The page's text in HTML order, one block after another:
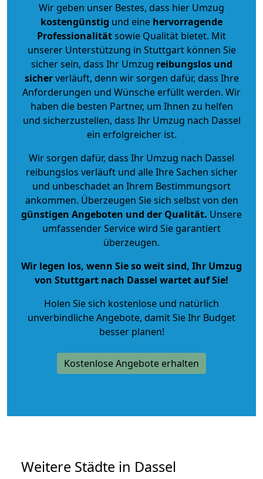
Wir geben unser Bestes, dass hier Umzug
kostengünstig und eine hervorragende
Professionalitätsowie Qualität bietet. Mit
unserer Unterstützung in Stuttgart können Sie
sicher sein, dass Ihr Umzug reibungslos und
sicherverläuft, denn wir sorgen dafür, dass Ihre
Anforderungen und Wünsche erfüllt werden. Wir
haben die besten Partner, um Ihnen zu helfen
und sicherzustellen, dass Ihr Umzug nach Dassel
ein erfolgreicher ist.
Wir sorgen dafür, dass Ihr Umzug nach Dassel
reibungslos verläuft und alle Ihre Sachen sicher
und unbeschadet an Ihrem Bestimmungsort
ankommen. Überzeugen Sie sich selbst von den
günstigen Angeboten und der Qualität. Unsere
umfassender Service wird Sie garantiert
überzeugen.
Wir legen los, wenn Sie so weit sind, Ihr Umzug
von Stuttgart nach Dassel wartet auf Sie!
Holen Sie sich kostenlose und natürlich
unverbindliche Angebote, damit Sie Ihr Budget
besser planen!
Kostenlose Angebote erhalten
Weitere Städte in Dassel